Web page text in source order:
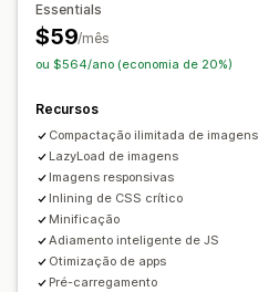
Monitoramento de desempenho
Pontuação de SEO Análise de
Essentials
$59/mês
ou $564/ano (economia de 20%)
Recursos
Compactação ilimitada de imagens
LazyLoad de imagens
Imagens responsivas
Inlining de CSS crítico
Minificação
Adiamento inteligente de JS
Otimização de apps
Pré-carregamento